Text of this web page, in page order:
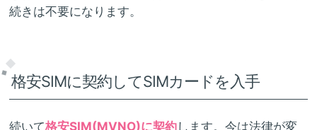
続きは不要になります。
格安SIMに契約してSIMカードを入手
続いて格安SIM(MVNO)に契約します。今は法律が変